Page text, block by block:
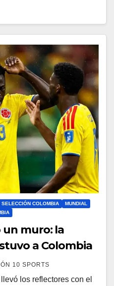
SELECCIÓN COLOMBIA
MUNDIAL
un muro: la
a Colombia
10 SPORTS
los reflectores con el